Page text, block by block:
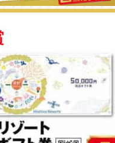
059-331-
午起3丁目1番3